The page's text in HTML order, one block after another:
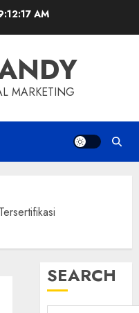
AM
MARKETING
SEARCH